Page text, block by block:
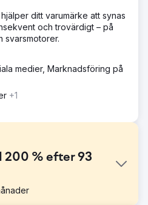
ditt varumärke att synas
och trovärdigt – på
svarsmotorer.
medier, Marknadsföring på
+1
200 % efter 93